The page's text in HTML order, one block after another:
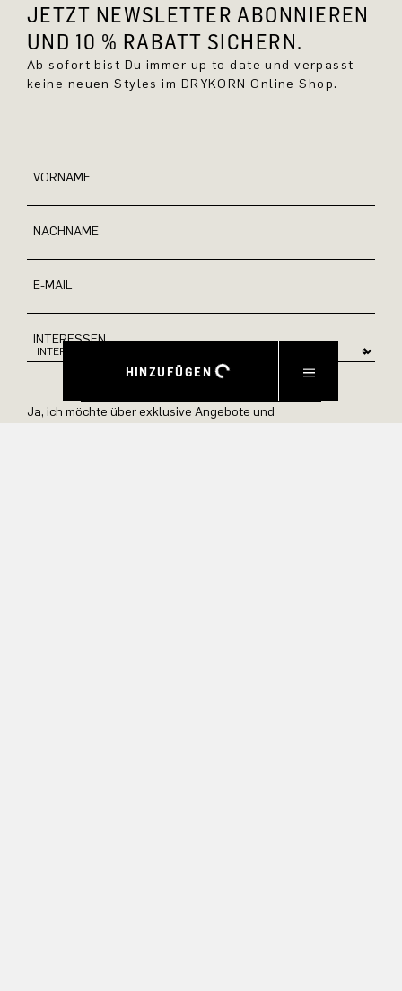
HINZUFÜGEN
JETZT NEWSLETTER ABONNIEREN
UND 10 % RABATT SICHERN.
Ab sofort bist Du immer up to date und verpasst
keine neuen Styles im DRYKORN Online Shop.
VORNAME
NACHNAME
E-MAIL
INTERESSEN
Ja, ich möchte über exklusive Angebote und